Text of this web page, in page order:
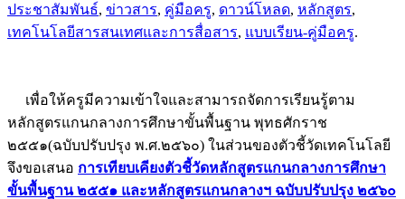
ประชาสัมพันธ์, ข่าวสาร, คู่มือครู, ดาวน์โหลด, หลักสูตร,
เทคโนโลยีสารสนเทศและการสื่อสาร, แบบเรียน-คู่มือครู.
เพื่อให้ครูมีความเข้าใจและสามารถจัดการเรียนรู้ตาม
หลักสูตรแกนกลางการศึกษาขั้นพื้นฐาน พุทธศักราช
๒๕๕๑(ฉบับปรับปรุง พ.ศ.๒๕๖๐) ในส่วนของตัวชี้วัดเทคโนโลยี
จึงขอเสนอ การเทียบเคียงตัวชี้วัดหลักสูตรแกนกลางการศึกษา
ขั้นพื้นฐาน ๒๕๕๑ และหลักสูตรแกนกลางฯ ฉบับปรับปรุง ๒๕๖๐